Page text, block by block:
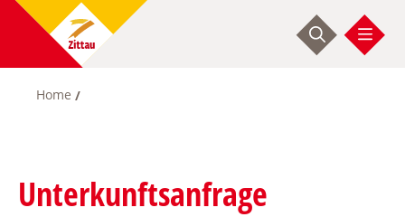
Skip
content
Home
Unterkunftsanfrage